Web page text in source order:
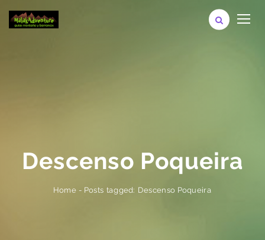
Descenso Poqueira
Home- Posts tagged: Descenso Poqueira